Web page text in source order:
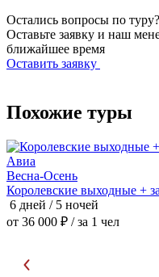
Остались вопросы по туру?
Оставьте заявку и наш
ближайшее время
Оставить заявку
Похожие туры
Авиа
Весна-Осень
Королевские выходные +
6 дней / 5 ночей
от 36 000 ₽ / за 1 чел